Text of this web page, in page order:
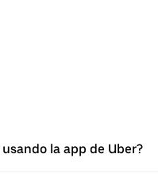
la app de Uber?